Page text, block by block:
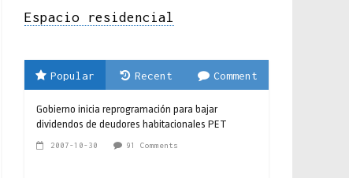
Espacio residencial
Popular Recent Comment
Gobierno inicia reprogramación para bajar
dividendos de deudores habitacionales PET
2007-10-30 91 Comments